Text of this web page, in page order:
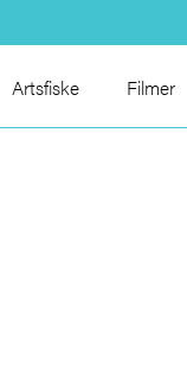
Artsfiske Filmer